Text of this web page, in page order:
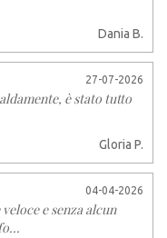
Dania B.
27-07-2026
è stato tutto
Gloria P.
04-04-2026
e senza alcun